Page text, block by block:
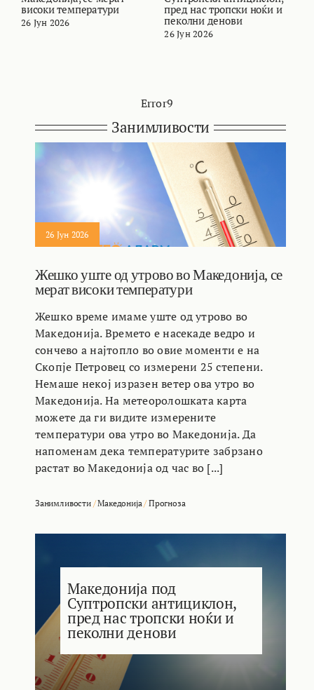
високи температури
26 Јун 2026
пред нас тропски ноќи и
пеколни денови
26 Јун 2026
Error9
Занимливости
26 Јун 2026
Жешко уште од утрово во Македонија, се
мерат високи температури
Жешко време имаме уште од утрово во
Македонија. Времето е насекаде ведро и
сончево а најтопло во овие моменти е на
Скопје Петровец со измерени 25 степени.
Немаше некој изразен ветер ова утро во
Македонија. На метеоролошката карта
можете да ги видите измерените
температури ова утро во Македонија. Да
напоменам дека температурите забрзано
растат во Македонија од час во [...]
Занимливости/Македонија/Прогноза
Македонија под
Суптропски антициклон,
пред нас тропски ноќи и
пеколни денови